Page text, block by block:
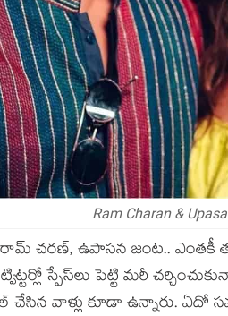
Ram Charan &
రామ్ చ‌ర‌ణ్‌, ఉపాస‌న జంట..
స్పేస్‌లు పెట్టి మ‌రీ
వాళ్లు కూడా ఉన్నారు. ఏదో